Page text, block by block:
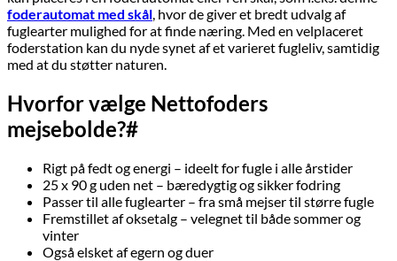
foderautomat med skål, hvor de giver et bredt udvalg af
fuglearter mulighed for at finde næring. Med en velplaceret
foderstation kan du nyde synet af et varieret fugleliv, samtidig
med at du støtter naturen.
Hvorfor vælge Nettofoders
mejsebolde?#
Rigt på fedt og energi – ideelt for fugle i alle årstider
25 x 90 g uden net – bæredygtig og sikker fodring
Passer til alle fuglearter – fra små mejser til større fugle
Fremstillet af oksetalg – velegnet til både sommer og
vinter
Også elsket af egern og duer